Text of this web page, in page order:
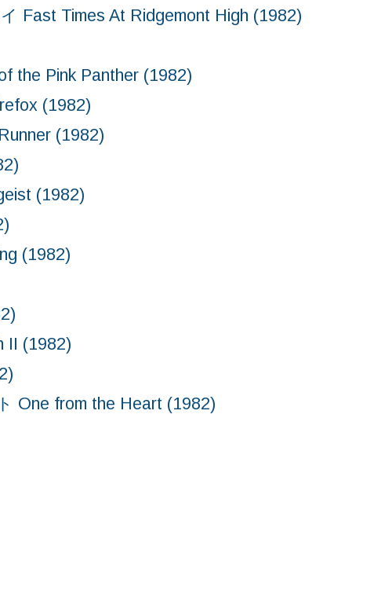
Fast Times At Ridgemont High (1982)
the Pink Panther (1982)
(1982)
(1982)
(1982)
(1982)
II (1982)
One from the Heart (1982)